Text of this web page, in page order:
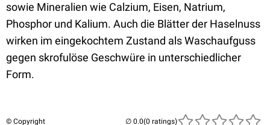
sowie Mineralien wie Calzium, Eisen, Natrium,
Phosphor und Kalium. Auch die Blätter der Haselnuss
wirken im eingekochtem Zustand als Waschaufguss
gegen skrofulöse Geschwüre in unterschiedlicher
Form.
© Copyright (0 ratings)